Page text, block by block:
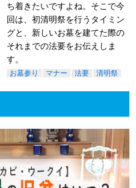
ち着きたいですよね。そこで今
回は、初清明祭を行うタイミン
グと、新しいお墓を建てた際の
それまでの法要をお伝えしま
す。
お墓参り マナー 法要 清明祭